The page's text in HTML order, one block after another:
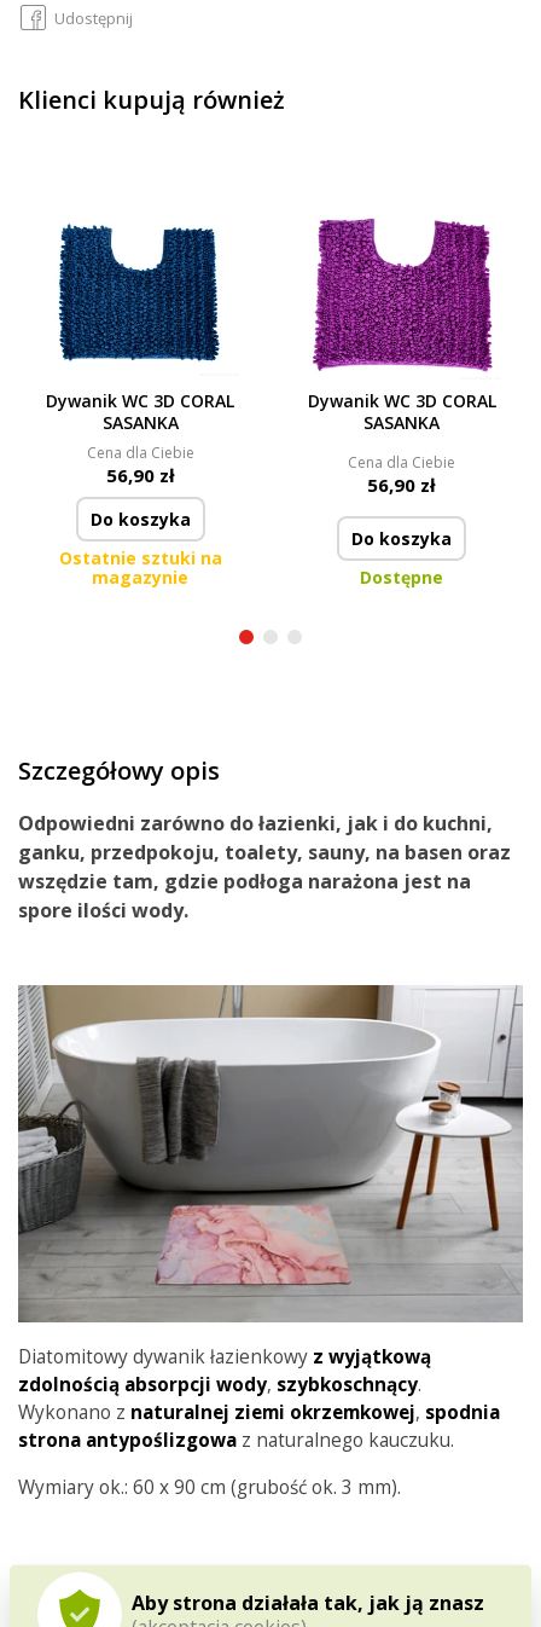
Aby strona działała tak, jak ją znasz
Udostępnij
Klienci kupują również
Dywanik WC 3D CORAL
SASANKA
Cena dla Ciebie
56,90 zł
Do koszyka
Ostatnie sztuki na
magazynie
Dywanik WC 3D CORAL
SASANKA
Cena dla Ciebie
56,90 zł
Do koszyka
Dostępne
Szczegółowy opis
Odpowiedni zarówno dołazienki, jak i do kuchni,
ganku, przedpokoju, toalety, sauny, na basen oraz
wszędzie tam, gdzie podłoga narażona jest na
spore ilości wody.
Diatomitowy dywanik łazienkowy z wyjątkową
zdolnością absorpcji wody, szybkoschnący.
Wykonano z naturalnej ziemi okrzemkowej, spodnia
strona antypoślizgowa z naturalnego kauczuku.
Wymiary ok.: 60 x 90 cm (grubość ok. 3 mm).